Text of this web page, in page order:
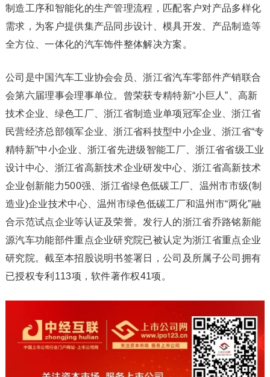
制造工序和智能化的生产管理流程，匹配客户对产品多样化
需求，为客户提供集产品同步设计、模具开发、产品制造等
全方位、一体化的汽车饰件整体解决方案。
公司是中国汽车工业协会会员、浙江省汽车零部件产销联合
会第六届理事会理事单位。曾荣获专精特新“小巨人”、高新
技术企业、绿色工厂、浙江省制造业单项冠军企业、浙江省
民营经济总部领军企业、浙江省科技型中小企业、浙江省“专
精特新”中小企业、浙江省先进级智能工厂、浙江省省级工业
设计中心、浙江省高新技术企业研发中心、浙江省高新技术
企业创新能力500强、浙江省绿色低碳工厂、温州市市级(制
造业)企业技术中心、温州市绿色低碳工厂和温州市“两化”融
合示范试点企业等认证及荣誉。发行人的浙江省乔路铭新能
源汽车功能部件重点企业研究院已被认定为浙江省重点企业
研究院。截至本招股说明书签署日，公司及所属子公司拥有
已授权专利113项，软件著作权41项。